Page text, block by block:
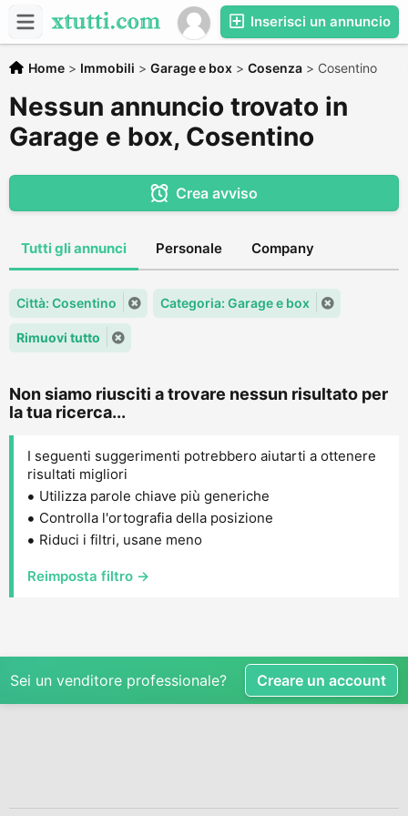
Inserisci un annuncio
Home > Immobili > Garage e box > Cosenza > Cosentino
Nessun annuncio trovato in
Garage e box, Cosentino
Crea avviso
Tutti gli annunci Personale Company
Città: Cosentino Categoria: Garage e box
Rimuovi tutto
Non siamo riusciti a trovare nessun risultato per
la tua ricerca...
I seguenti suggerimenti potrebbero aiutarti a ottenere
risultati migliori
Utilizza parole chiave più generiche
Controlla l'ortografia della posizione
Riduci i filtri, usane meno
Reimposta filtro →
Sei un venditore professionale? Creare un account